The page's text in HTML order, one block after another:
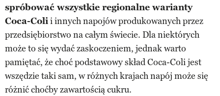
spróbować wszystkie regionalne warianty
Coca-Colii innych napojów produkowanych przez
przedsiębiorstwo na całym świecie. Dla niektórych
może to się wydać zaskoczeniem, jednak warto
pamiętać, że choć podstawowy skład Coca-Coli jest
wszędzie taki sam, w różnych krajach napój może się
różnić choćby zawartością cukru.